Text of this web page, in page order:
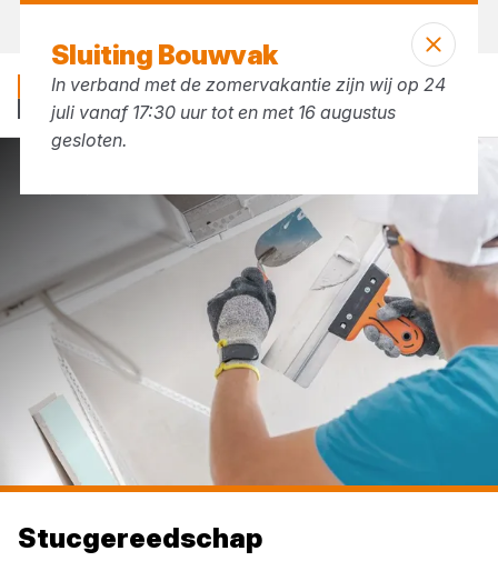
Stucgereedschap
Sluiting Bouwvak
In verband met de zomervakantie zijn wij op 24
juli vanaf 17:30 uur tot en met 16 augustus
gesloten.